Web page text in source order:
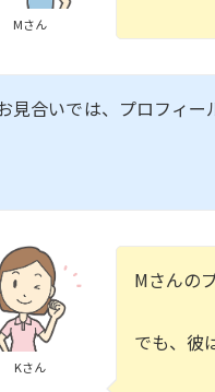
Mさん
見合いでは、プロフィ
Kさん
Mさんの
でも、彼